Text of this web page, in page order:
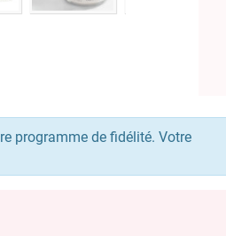
programme de fidélité. Votre